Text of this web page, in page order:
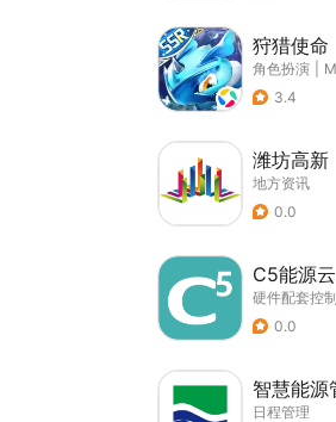
狩猎使命
角色扮演
3.4
潍坊高新
地方资讯
0.0
C5能源云
硬件配套控
0.0
智慧能源
日程管理